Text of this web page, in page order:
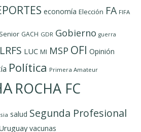
economía Elección FA FIFA
GACH GDR Gobierno guerra
LRFS LUC MI MSP OFI Opinión
Política Primera Amateur
ROCHA FC
salud Segunda Profesional
vacunas